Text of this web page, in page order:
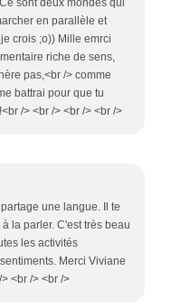
en parallèle et
crois ;o)) Mille emrci
riche de sens,
pas,<br /> comme
battrai pour que tu
/> <br /> <br /> <br />
une langue. Il te
la parler. C'est très beau
les activités
Merci Viviane
<br /> <br />